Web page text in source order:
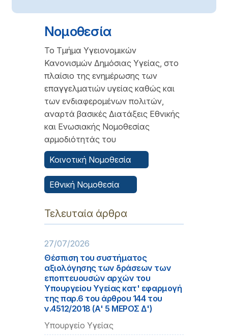
Νομοθεσία
To Τμήμα Υγειονομικών
Κανονισμών Δημόσιας Υγείας, στο
πλαίσιο της ενημέρωσης των
επαγγελματιών υγείας καθώς και
των ενδιαφερομένων πολιτών,
αναρτά βασικές Διατάξεις Εθνικής
και Ενωσιακής Νομοθεσίας
αρμοδιότητάς του
Κοινοτική Νομοθεσία
Εθνική Νομοθεσία
Τελευταία άρθρα
27/07/2026
Θέσπιση του συστήματος
αξιολόγησης των δράσεων των
εποπτευουσών αρχών του
Υπουργείου Υγείας κατ' εφαρμογή
της παρ.6 του άρθρου 144 του
ν.4512/2018 (Α' 5 ΜΕΡΟΣ Δ')
Υπουργείο Υγείας